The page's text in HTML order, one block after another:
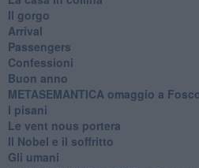
Il gorgo
Arrival
Passengers
Confessioni
Buon anno
METASEMANTICA omaggio a
I pisani
Le vent nous portera
Il Nobel e il soffritto
Gli umani